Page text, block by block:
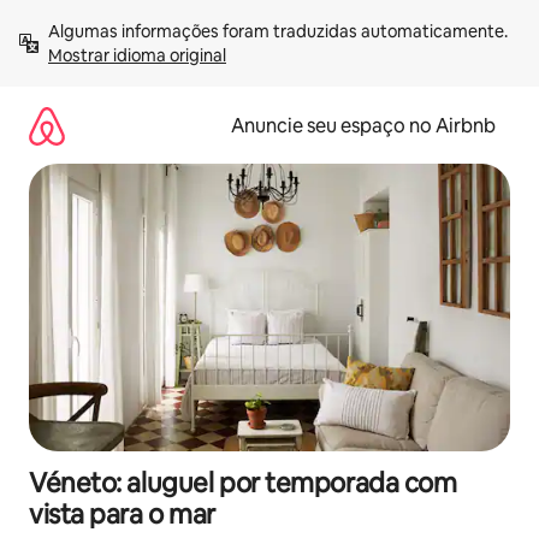
para
Mostrar idioma original
Anuncie seu espaço no Airbnb
Véneto: aluguel por temporada com
vista para o mar